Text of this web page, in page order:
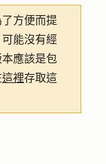
了方便而提
能沒有經
應該是包
這裡存取這